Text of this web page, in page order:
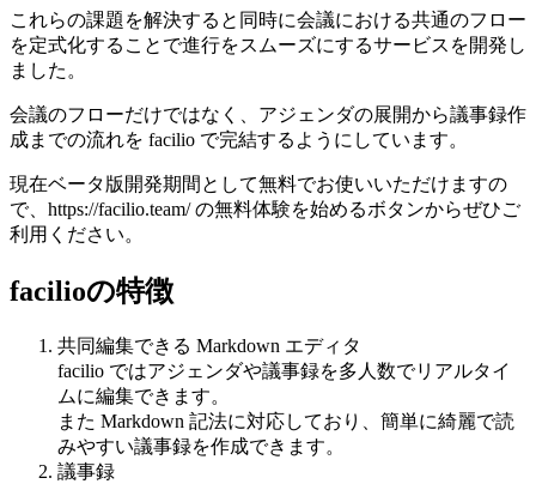
これらの課題を解決すると同時に会議における共通のフロー
を定式化することで進行をスムーズにするサービスを開発し
ました。
会議のフローだけではなく、アジェンダの展開から議事録作
成までの流れを facilio で完結するようにしています。
現在ベータ版開発期間として無料でお使いいただけますの
で、https://facilio.team/ の無料体験を始めるボタンからぜひご
利用ください。
facilioの特徴
共同編集できる Markdown エディタ
facilio ではアジェンダや議事録を多人数でリアルタイ
ムに編集できます。
また Markdown 記法に対応しており、簡単に綺麗で読
みやすい議事録を作成できます。
議事録